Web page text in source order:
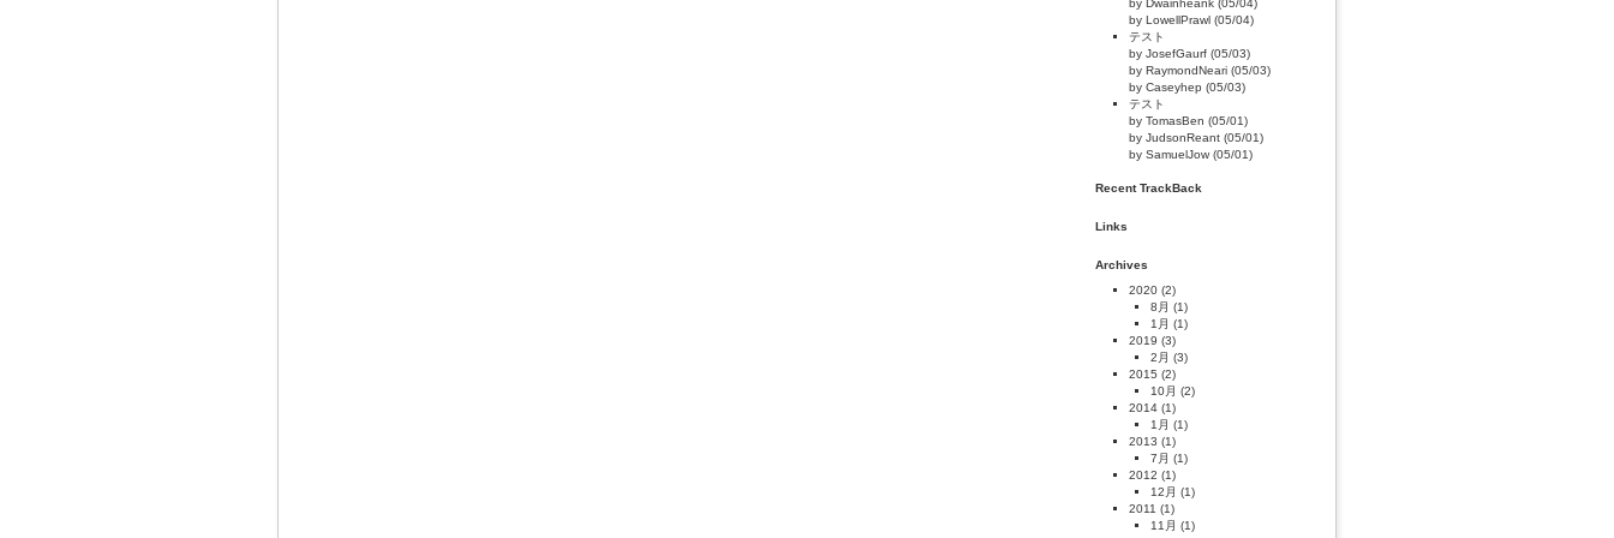
by Dwainheank (05/04)
by LowellPrawl (05/04)
テスト
by JosefGaurf (05/03)
by RaymondNeari (05/03)
by Caseyhep (05/03)
テスト
by TomasBen (05/01)
by JudsonReant (05/01)
by SamuelJow (05/01)
Recent TrackBack
Links
Archives
2020 (2)
8月 (1)
1月 (1)
2019 (3)
2月 (3)
2015 (2)
10月 (2)
2014 (1)
1月 (1)
2013 (1)
7月 (1)
2012 (1)
12月 (1)
2011 (1)
11月 (1)